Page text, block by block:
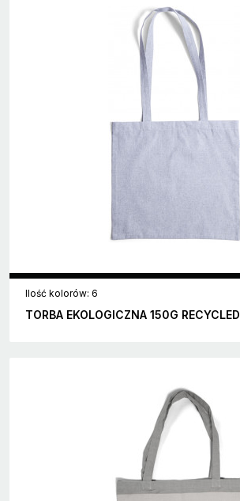
Ilość kolorów: 6
TORBA EKOLOGICZNA 150G RECYCLED